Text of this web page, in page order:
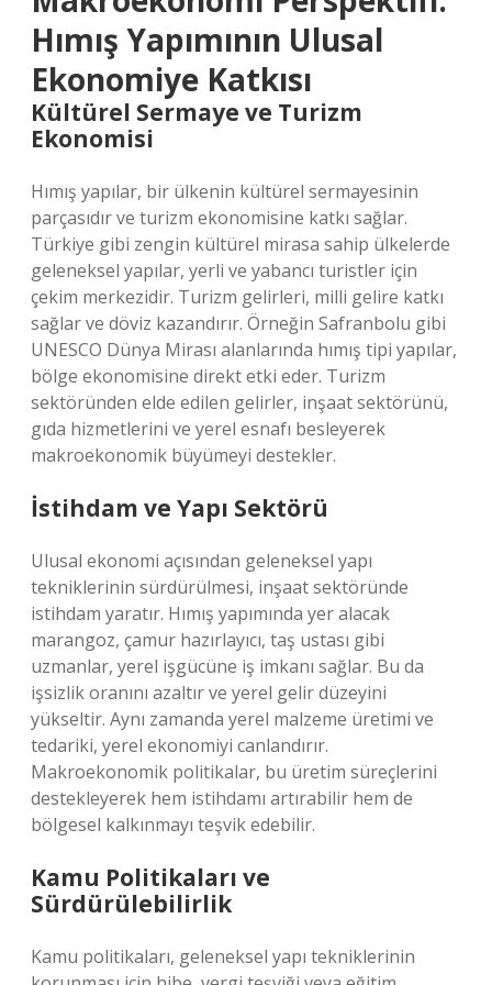
Hımış Yapımının Ulusal
Ekonomiye Katkısı
Kültürel Sermaye ve Turizm
Ekonomisi
Hımış yapılar, bir ülkenin kültürel sermayesinin
parçasıdır ve turizm ekonomisine katkı sağlar.
Türkiye gibi zengin kültürel mirasa sahip ülkelerde
geleneksel yapılar, yerli ve yabancı turistler için
çekim merkezidir. Turizm gelirleri, milli gelire katkı
sağlar ve döviz kazandırır. Örneğin Safranbolu gibi
UNESCO Dünya Mirası alanlarında hımış tipi yapılar,
bölge ekonomisine direkt etki eder. Turizm
sektöründen elde edilen gelirler, inşaat sektörünü,
gıda hizmetlerini ve yerel esnafı besleyerek
makroekonomik büyümeyi destekler.
İstihdam ve Yapı Sektörü
Ulusal ekonomi açısından geleneksel yapı
tekniklerinin sürdürülmesi, inşaat sektöründe
istihdam yaratır. Hımış yapımında yer alacak
marangoz, çamur hazırlayıcı, taş ustası gibi
uzmanlar, yerel işgücüne iş imkanı sağlar. Bu da
işsizlik oranını azaltır ve yerel gelir düzeyini
yükseltir. Aynı zamanda yerel malzeme üretimi ve
tedariki, yerel ekonomiyi canlandırır.
Makroekonomik politikalar, bu üretim süreçlerini
destekleyerek hem istihdamı artırabilir hem de
bölgesel kalkınmayı teşvik edebilir.
Kamu Politikaları ve
Sürdürülebilirlik
Kamu politikaları, geleneksel yapı tekniklerinin